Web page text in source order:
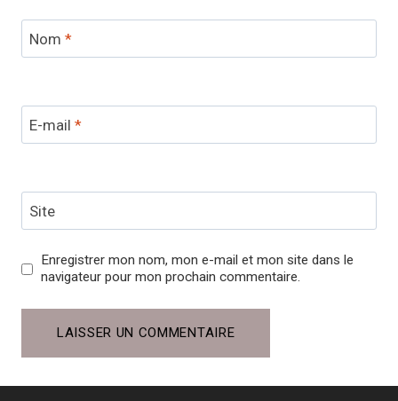
Nom *
E-mail *
Site
Enregistrer mon nom, mon e-mail et mon site dans le
navigateur pour mon prochain commentaire.